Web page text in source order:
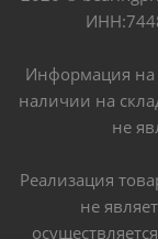
Информация на
наличии на
не
Реализация
не